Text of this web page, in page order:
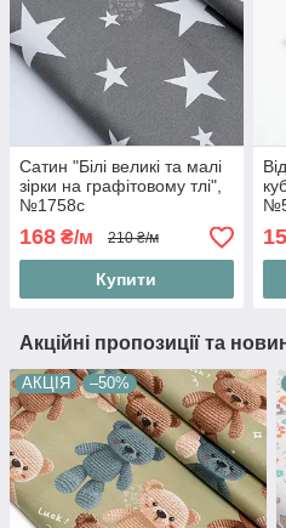
Сатин "Білі великі та малі
зірки на графітовому тлі",
№1758с
168 ₴/м 210 ₴/м
Купити
Акційні пропозиції та
АКЦІЯ –50%